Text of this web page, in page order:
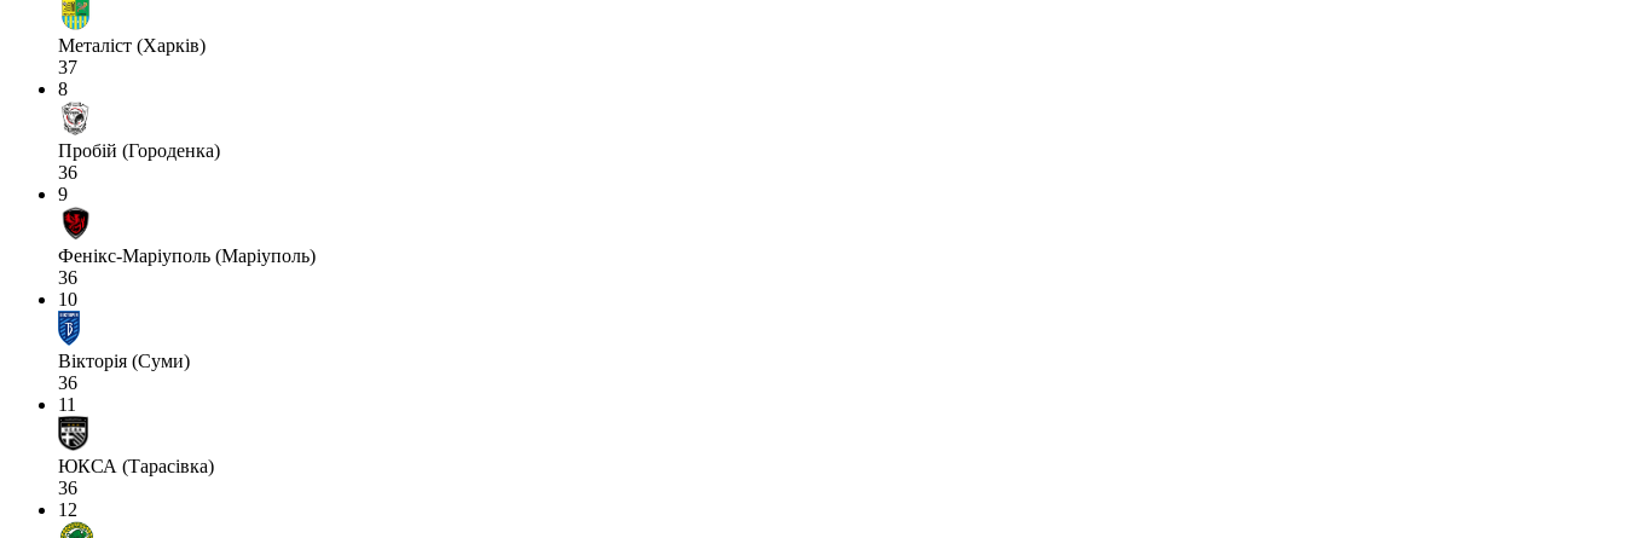
Металіст (Харків)
37
8
Пробій (Городенка)
36
9
Фенікс-Маріуполь (Маріуполь)
36
10
Вікторія (Суми)
36
11
ЮКСА (Тарасівка)
36
12